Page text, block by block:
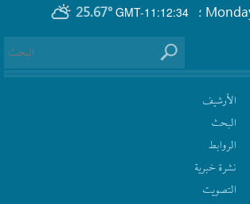
GMT-11:12:34
25.67° ؛
الأرشیف
البحث
الروابط
نشرة‌ خبریة
التصويت